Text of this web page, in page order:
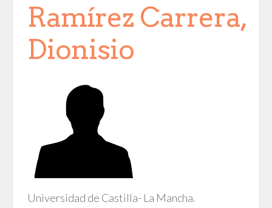
Ramírez Carrera,
Dionisio
Universidad de Castilla- La Mancha.